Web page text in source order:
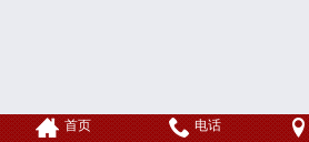
首页 电话